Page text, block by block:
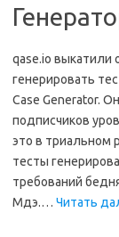
qase.io выкатили
генерировать
Case Generator.
подписчиков
это в триальном
тесты
требований
Мдэ.… Читать